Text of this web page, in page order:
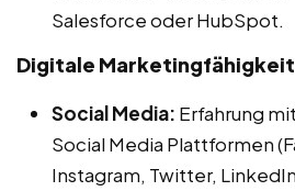
Salesforce oder HubSpot.
Digitale
Social Media: Erfahrung
Social Media Plattformen
Instagram, Twitter,